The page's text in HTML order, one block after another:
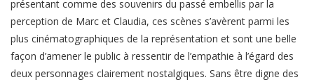
présentant comme des souvenirs du passé embellis par la
perception de Marc et Claudia, ces scènes s’avèrent parmi les
plus cinématographiques de la représentation et sont une belle
façon d’amener le public à ressentir de l’empathie à l’égard des
deux personnages clairement nostalgiques. Sans être digne des